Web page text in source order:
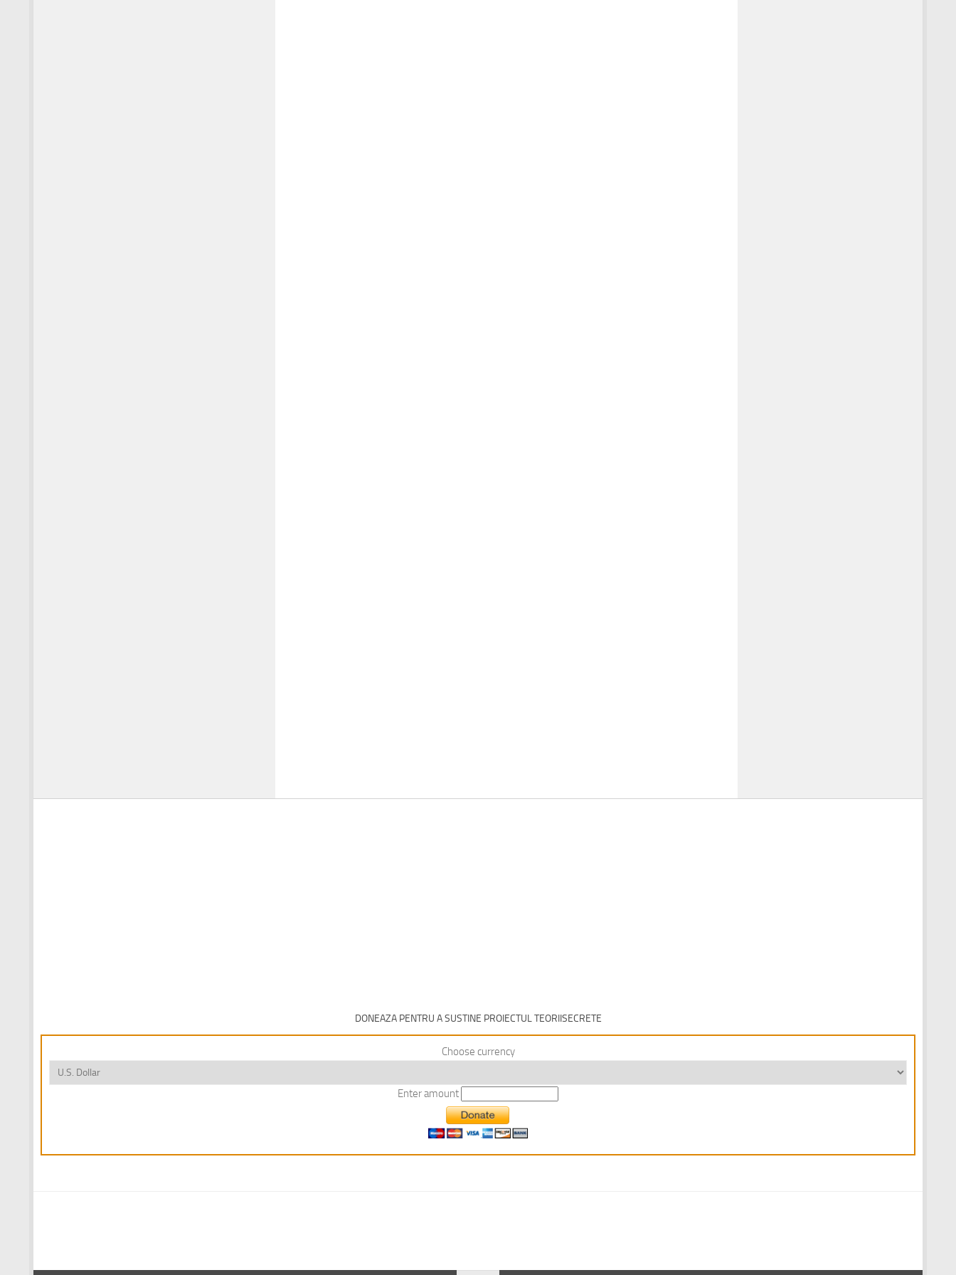
DONEAZA PENTRU A SUSTINE PROIECTUL TEORIISECRETE
Choose currency
Enter amount